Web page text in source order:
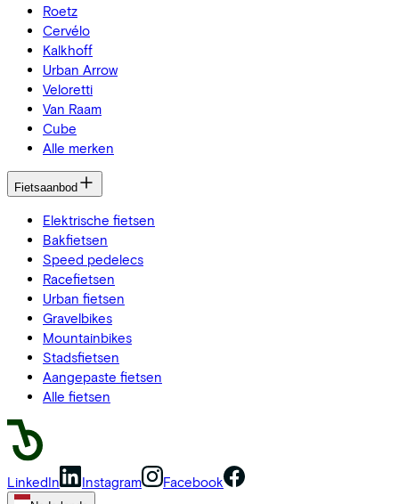
Roetz
Cervélo
Kalkhoff
Urban Arrow
Veloretti
Van Raam
Cube
Alle merken
Fietsaanbod
Elektrische fietsen
Bakfietsen
Speed pedelecs
Racefietsen
Urban fietsen
Gravelbikes
Mountainbikes
Stadsfietsen
Aangepaste fietsen
Alle fietsen
LinkedIn Instagram Facebook